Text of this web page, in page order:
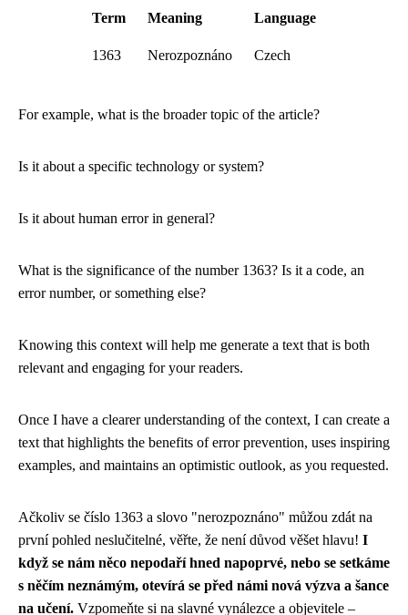
Term Meaning Language
1363 Nerozpoznáno Czech
For example, what is the broader topic of the article?
Is it about a specific technology or system?
Is it about human error in general?
What is the significance of the number 1363? Is it a code, an
error number, or something else?
Knowing this context will help me generate a text that is both
relevant and engaging for your readers.
Once I have a clearer understanding of the context, I can create a
text that highlights the benefits of error prevention, uses inspiring
examples, and maintains an optimistic outlook, as you requested.
Ačkoliv se číslo 1363 a slovo "nerozpoznáno" můžou zdát na
první pohled neslučitelné, věřte, že není důvod věšet hlavu! I
když se nám něco nepodaří hned napoprvé, nebo se setkáme
s něčím neznámým, otevírá se před námi nová výzva a šance
na učení. Vzpomeňte si na slavné vynálezce a objevitele –